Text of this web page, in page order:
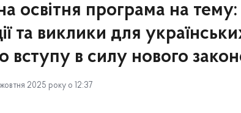
освітня програма на тему:
та виклики для
вступу в силу нового
2025 року о 12:37